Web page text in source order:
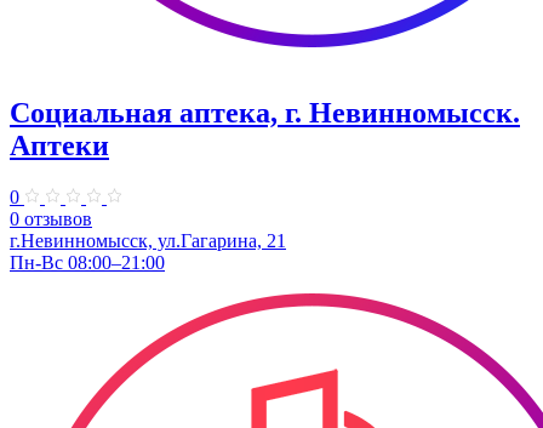
Социальная аптека, г. Невинномысск.
Аптеки
0
0 отзывов
г.Невинномысск, ул.Гагарина, 21
Пн-Вс 08:00–21:00